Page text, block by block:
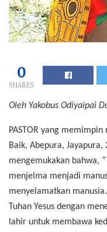
0
SHARES
Oleh Yakobus Odiyaipai
PASTOR yang
Baik, Abepura,
mengemukakan bahwa,
menjelma menjadi
menyelamatkan
Tuhan Yesus dengan
lahir untuk membawa